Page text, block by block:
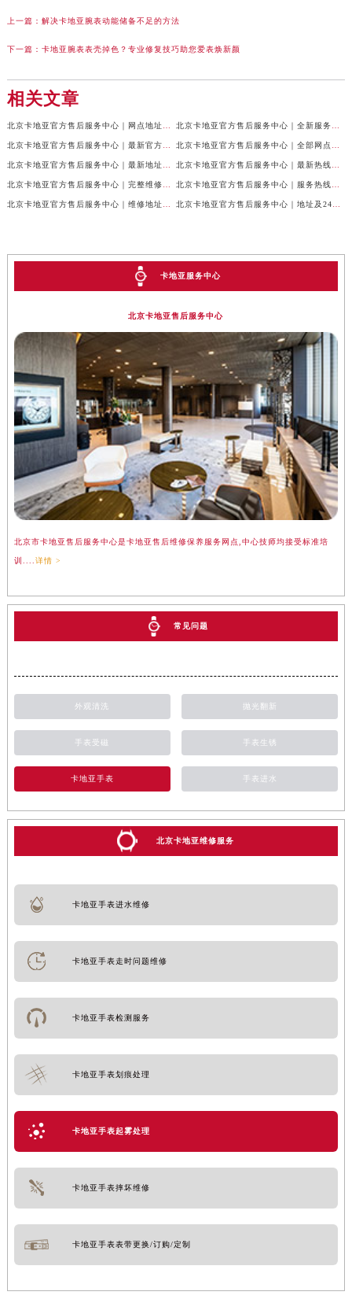
上一篇： 解决卡地亚腕表动能储备不足的方法
下一篇： 卡地亚腕表表壳掉色？专业修复技巧助您爱表焕新颜
相关文章
卡地亚服务中心
北京卡地亚售后服务中心
北京市卡地亚售后服务中心是卡地亚售后维修保养服务网点,中心技师均接受标准培
训.... 详情 >
常见问题
外观清洗 抛光翻新
手表受磁 手表生锈
卡地亚手表 手表进水
北京卡地亚维修服务
卡地亚手表进水维修
卡地亚手表走时问题维修
卡地亚手表检测服务
卡地亚手表划痕处理
卡地亚手表起雾处理
卡地亚手表摔坏维修
卡地亚手表表带更换/订购/定制